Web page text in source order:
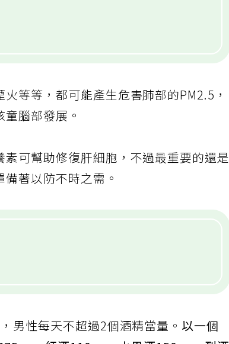
等等，都可能產生危害肺部的PM2.5，
腦部發展。
素可幫助修復肝細胞，不過最重要的還是
著以防不時之需。
男性每天不超過2個酒精當量。以一個